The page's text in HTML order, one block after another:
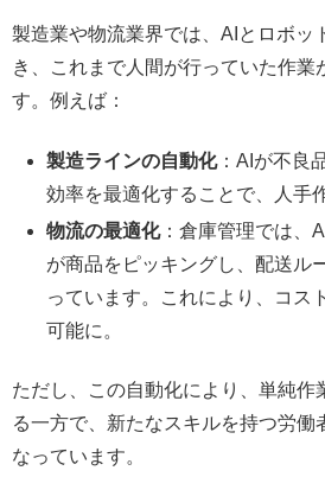
製造業や物流業界では、AIとロボッ
き、これまで人間が行っていた作業
す。例えば：
製造ラインの自動化：AIが不良
効率を最適化することで、人手
物流の最適化：倉庫管理では、
が商品をピッキングし、配送ル
っています。これにより、コス
可能に。
ただし、この自動化により、単純作
る一方で、新たなスキルを持つ労働
なっています。